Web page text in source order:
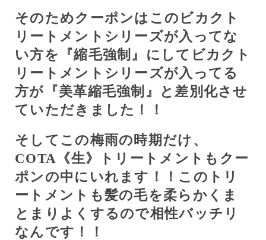
そのためクーポンはこのビカクト
リートメントシリーズが入ってな
い方を『縮毛強制』にしてビカクト
リートメントシリーズが入ってる
方が『美革縮毛強制』と差別化させ
ていただきました！！
そしてこの梅雨の時期だけ、
COTA 《生》トリートメントもクー
ポンの中にいれます！！このトリ
ートメントも髪の毛を柔らかくま
とまりよくするので相性バッチリ
なんです！！